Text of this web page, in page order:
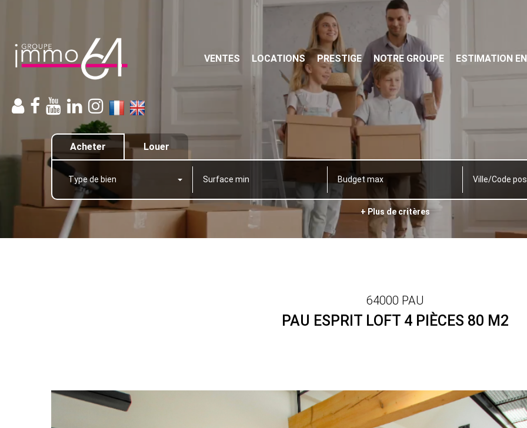
VENTES LOCATIONS PRESTIGE NOTRE GROUPE ESTIMATION
Acheter Louer
Type de bien Ville/Code
+ Plus de critères
64000 PAU
PAU ESPRIT LOFT 4 PIÈCES 80 M2